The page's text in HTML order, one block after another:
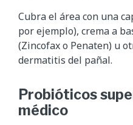
Cubra el área con una
por ejemplo), crema a
(Zincofax o Penaten) u
dermatitis del pañal.
Probióticos
médico